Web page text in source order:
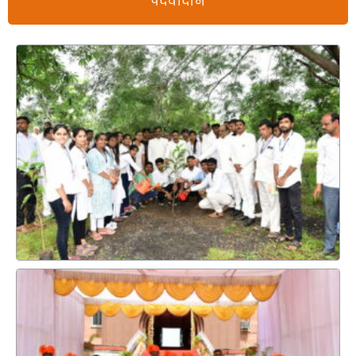
विषयावर कार्यशाळा दि. २४ डिसेंबर २०२५
आरआरसी बैठकीबाबत परिपत्रक
अंतराळातील शैक्षणिक आणि संबंधित बाबींवर चर्चा करण्यासाठी
(अध्यक्ष/निबंधक) स्थानिक दिनांक 19.11.2025 रोजी सहविचार चर्चा
केली जात आहे.
धार्मिक शैक्षणिक आणि संबंधित बाबींवर चर्चा करण्यासाठी प्राचार्या
प्रदेश दिनांक 20.11.2025 रोजी सहविचार चर्चा करण्यात येत आहे.
बी. फार्म. आणि एम. फार्म. प्रथम वर्ष प्रवेश २०२५-२६ साठी
संस्थास्तरीय फेरी